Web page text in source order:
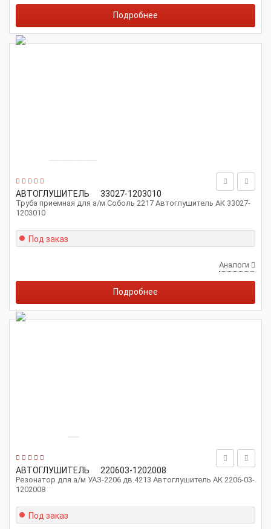
Подробнее
АВТОГЛУШИТЕЛЬ 33027-1203010
Труба приемная для а/м Соболь 2217 Автоглушитель АК 33027-
1203010
Под заказ
Аналоги
Подробнее
АВТОГЛУШИТЕЛЬ 220603-1202008
Резонатор для а/м УАЗ-2206 дв.4213 Автоглушитель АК 2206-03-
1202008
Под заказ